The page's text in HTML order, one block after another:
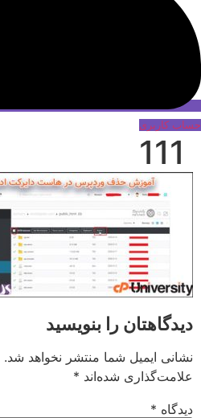
حساب کاربری
111
دیدگاهتان را بنویسید
نشانی ایمیل شما منتشر نخواهد شد.
علامت‌گذاری شده‌اند *
دیدگاه *